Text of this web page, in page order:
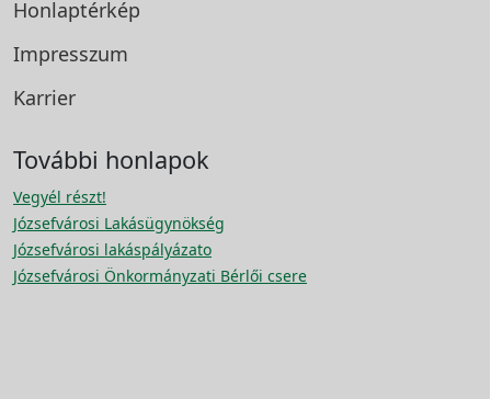
Honlaptérkép
Impresszum
Karrier
További honlapok
Vegyél részt!
Józsefvárosi Lakásügynökség
Józsefvárosi lakáspályázato
Józsefvárosi Önkormányzati Bérlői csere